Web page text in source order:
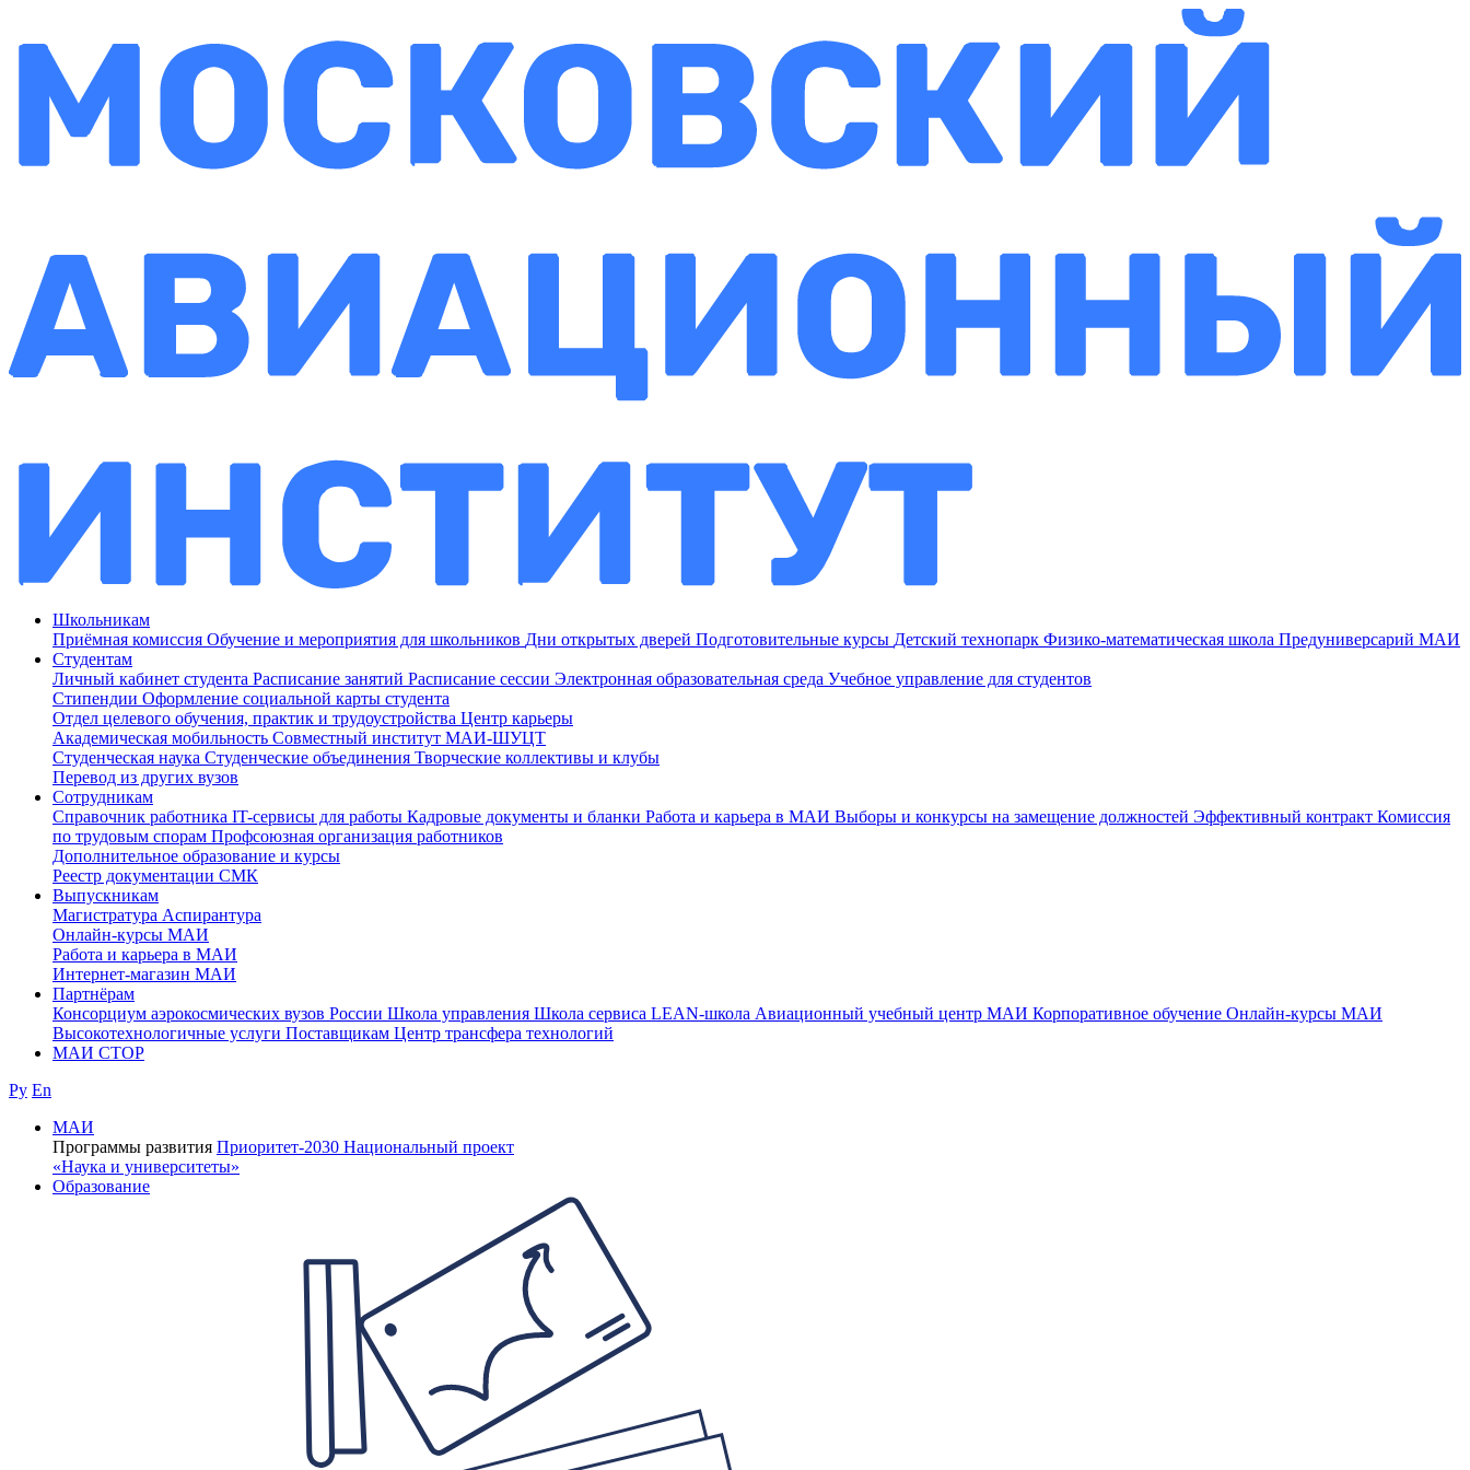
Школьникам
Приёмная комиссия Обучение и мероприятия для школьников Дни открытых дверей Подготовительные курсы Детский технопарк Физико-математическая школа Предуниверсарий МАИ
Студентам
Личный кабинет студента Расписание занятий Расписание сессии Электронная образовательная среда Учебное управление для студентов
Стипендии Оформление социальной карты студента
Отдел целевого обучения, практик и трудоустройства Центр карьеры
Академическая мобильность Совместный институт МАИ-ШУЦТ
Студенческая наука Студенческие объединения Творческие коллективы и клубы
Перевод из других вузов
Сотрудникам
Cправочник работника IT-сервисы для работы Кадровые документы и бланки Работа и карьера в МАИ Выборы и конкурсы на замещение должностей Эффективный контракт Комиссия
по трудовым спорам Профсоюзная организация работников
Дополнительное образование и курсы
Реестр документации СМК
Выпускникам
Магистратура Аспирантура
Онлайн-курсы МАИ
Работа и карьера в МАИ
Интернет-магазин МАИ
Партнёрам
Консорциум аэрокосмических вузов России Школа управления Школа сервиса LEAN-школа Авиационный учебный центр МАИ Корпоративное обучение Онлайн-курсы МАИ
Высокотехнологичные услуги Поставщикам Центр трансфера технологий
МАИ СТОР
Ру En
МАИ
Программы развития Приоритет-2030 Национальный проект
«Наука и университеты»
Образование